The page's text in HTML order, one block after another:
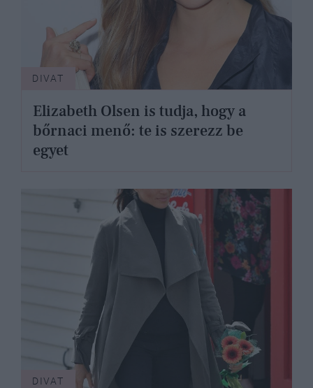
DIVAT
Elizabeth Olsen is tudja, hogy a
bőrnaci menő: te is szerezz be
egyet
DIVAT